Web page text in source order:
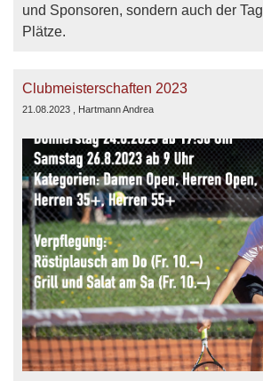
und Sponsoren, sondern auch der
Plätze.
Clubmeisterschaften 2023
21.08.2023 , Hartmann Andrea